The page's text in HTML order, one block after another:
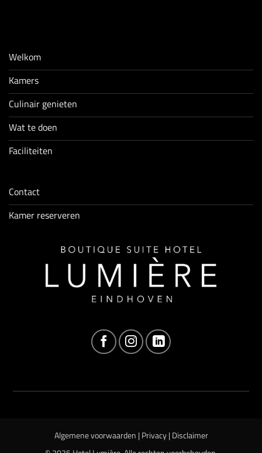
Welkom
Kamers
Culinair genieten
Wat te doen
Faciliteiten
Contact
Kamer reserveren
Algemene voorwaarden |Privacy|Disclaimer